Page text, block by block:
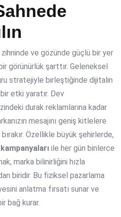
ve gözünde güçlü bir yer
görünürlük şarttır. Geleneksel
stratejiyle birleştiğinde dijitalin
etki yaratır. Dev
durak reklamlarına kadar
mesajını geniş kitlelere
Özellikle büyük şehirlerde,
ile her gün binlerce
marka bilinirliğini hızla
biridir. Bu fiziksel pazarlama
anlatma fırsatı sunar ve
bağ kurar.